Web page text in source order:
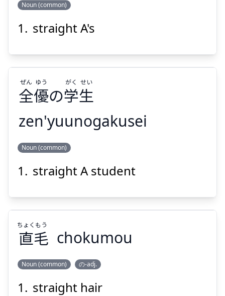
Suspend
Show answer
Suspend
Noun (common)
straight A's
Suspend
全優の学生
ぜん ゆう がく せい
zen'yuunogakusei
Noun (common)
straight A student
もう
直毛
ちょく もう
chokumou
Noun (common) の-adj.
straight hair